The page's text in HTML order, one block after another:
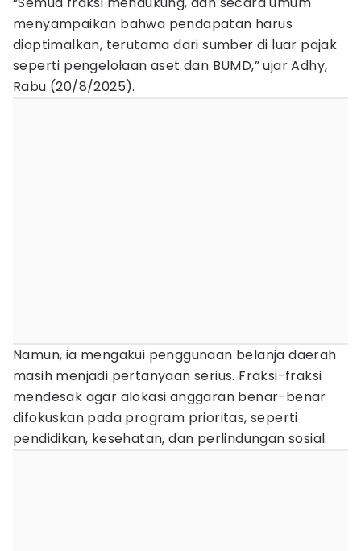
menyampaikan bahwa pendapatan harus
dioptimalkan, terutama dari sumber di luar pajak
seperti pengelolaan aset dan BUMD,” ujar Adhy,
Rabu (20/8/2025).
Namun, ia mengakui penggunaan belanja daerah
masih menjadi pertanyaan serius. Fraksi-fraksi
mendesak agar alokasi anggaran benar-benar
difokuskan pada program prioritas, seperti
pendidikan, kesehatan, dan perlindungan sosial.